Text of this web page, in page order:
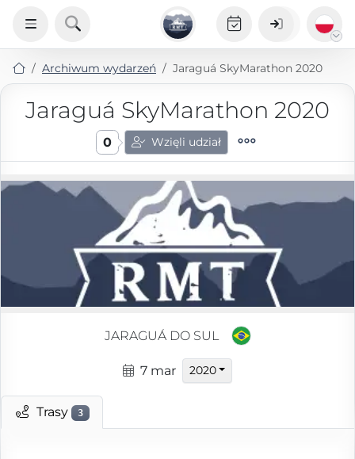
Archiwum wydarzeń Jaraguá SkyMarathon 2020
Jaraguá SkyMarathon 2020
0 Wzięli udział
JARAGUÁ DO SUL
7 mar 2020
Trasy 3